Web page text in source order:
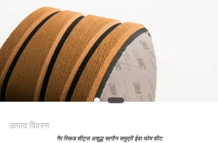
समाचार
एक
उद्धरण
का
करें
उत्पाद विवरण
गैर स्किड शीट्स अशुद्ध सागौन समुद्री ईवा फोम शीट